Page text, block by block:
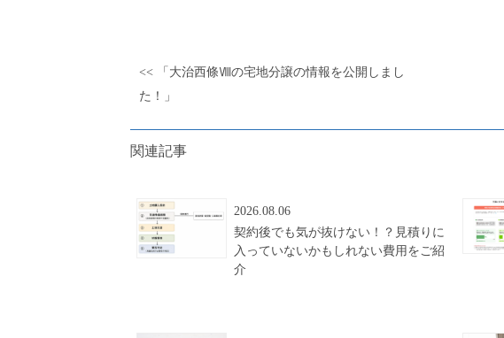
<< 「大治西條Ⅷの宅地分譲の情報を公開しまし
た！」
関連記事
2026.08.06
契約後でも気が抜けない！？見積りに
入っていないかもしれない費用をご紹
介